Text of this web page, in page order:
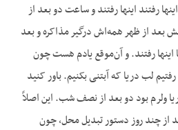
رفتند اینها رفتند و ساعت دو بعد از
از ظهر همه‌اش درگیر مذاکره و بعد
اینها رفتند. و آن‌موقع یادم هست چون
لب دریا که آبتنی بکنیم. باور کنید
بود دو بعد از نصف شب. این اصلاً
از چند روز دستور تبدیل محل، چون